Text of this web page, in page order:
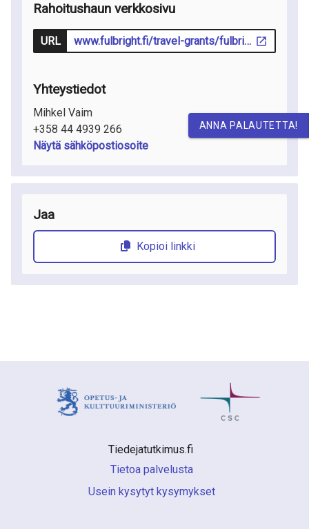
Rahoitushaun verkkosivu
URL www.fulbright.fi/travel-grants/fulbright-finland-travel-grants-research-collaboration
Yhteystiedot
Mihkel Vaim
+358 44 4939 266
Näytä sähköpostiosoite
Jaa
Kopioi linkki
Tiedejatutkimus.fi
Tietoa palvelusta
Usein kysytyt kysymykset
ANNA PALAUTETTA!